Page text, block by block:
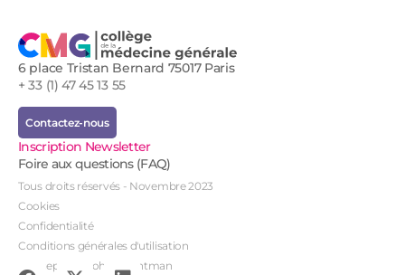
6 place Tristan Bernard 75017 Paris
+ 33 (1) 47 45 13 55
Contactez-nous
Inscription Newsletter
Foire aux questions (FAQ)
Tous droits réservés - Novembre 2023
Cookies
Confidentialité
Conditions générales d'utilisation
Conception : John Brightman